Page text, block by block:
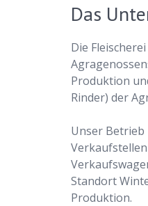
Das
Die
Produktion
Rinder) der
Unser Betrieb
Standort
Produktion.